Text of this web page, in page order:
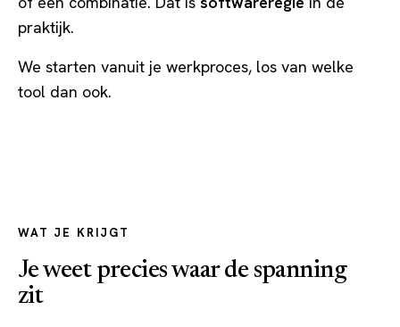
praktijk.
We starten vanuit je werkproces, los van welke
tool dan ook.
WAT JE KRIJGT
Je weet precies waar de spanning
zit